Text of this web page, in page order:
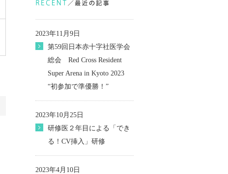
2023年11月9日
第59回日本赤十字社医学会
総会 Red Cross Resident
Super Arena in Kyoto 2023
“初参加で準優勝！”
2023年10月25日
研修医２年目による「でき
る！CV挿入」研修
2023年4月10日